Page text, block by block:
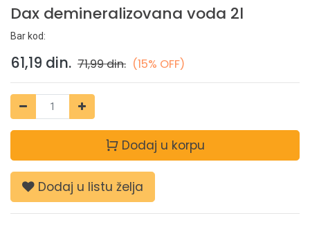
Dax demineralizovana voda 2l
Bar kod:
61,19 din. 71,99din. (15% OFF)
Dodaj u korpu
Dodaj u listu želja